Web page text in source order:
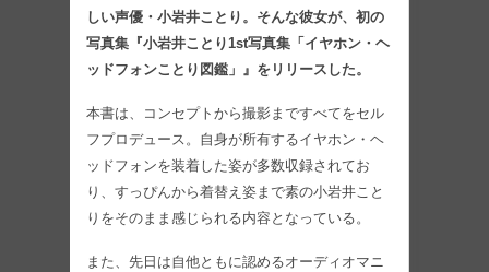
しい声優・小岩井ことり。そんな彼女が、初の
写真集『小岩井ことり1st写真集「イヤホン・ヘ
ッドフォンことり図鑑」』をリリースした。
本書は、コンセプトから撮影まですべてをセル
フプロデュース。自身が所有するイヤホン・ヘ
ッドフォンを装着した姿が多数収録されてお
り、すっぴんから着替え姿まで素の小岩井こと
りをそのまま感じられる内容となっている。
また、先日は自他ともに認めるオーディオマニ